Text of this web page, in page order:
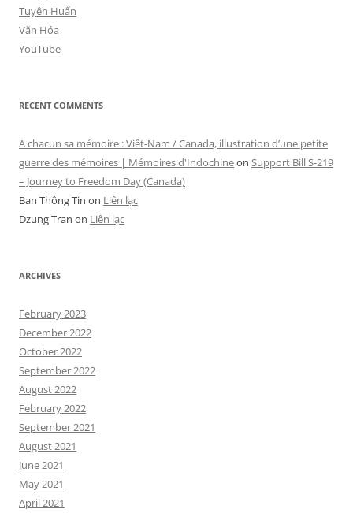
Tuyên Huấn
Văn Hóa
YouTube
RECENT COMMENTS
A chacun sa mémoire : Viêt-Nam / Canada, illustration d’une petite
guerre des mémoires | Mémoires d'Indochineon Support Bill S-219
– Journey to Freedom Day (Canada)
Ban Thông Tin on Liên lạc
Dzung Tran on Liên lạc
ARCHIVES
February 2023
December 2022
October 2022
September 2022
August 2022
February 2022
September 2021
August 2021
June 2021
May 2021
April 2021